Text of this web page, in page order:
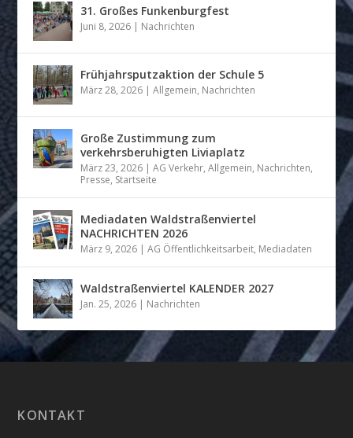
31. Großes Funkenburgfest
Juni 8, 2026 | Nachrichten
Frühjahrsputzaktion der Schule 5
März 28, 2026 |Allgemein, Nachrichten
Große Zustimmung zum
verkehrsberuhigten Liviaplatz
März 23, 2026 |AG Verkehr,Allgemein, Nachrichten,
Presse, Startseite
Mediadaten Waldstraßenviertel
NACHRICHTEN 2026
März 9, 2026 |AG Öffentlichkeitsarbeit, Mediadaten
Waldstraßenviertel KALENDER 2027
Jan. 25, 2026 | Nachrichten
KONTAKT